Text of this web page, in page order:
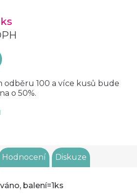
odběru 100 a více kusů bude
o 50%.
Hodnocení Diskuze
balení=1ks